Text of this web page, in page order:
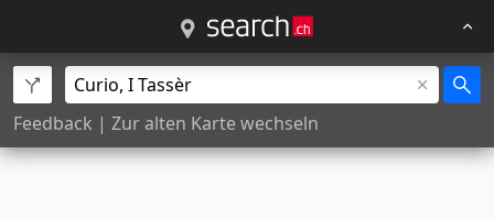
Feedback | Zur alten Karte wechseln